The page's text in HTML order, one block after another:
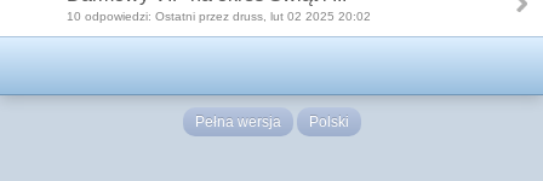
10 odpowiedzi: Ostatni przez druss, lut 02 2025 20:02
Pełna wersja Polski